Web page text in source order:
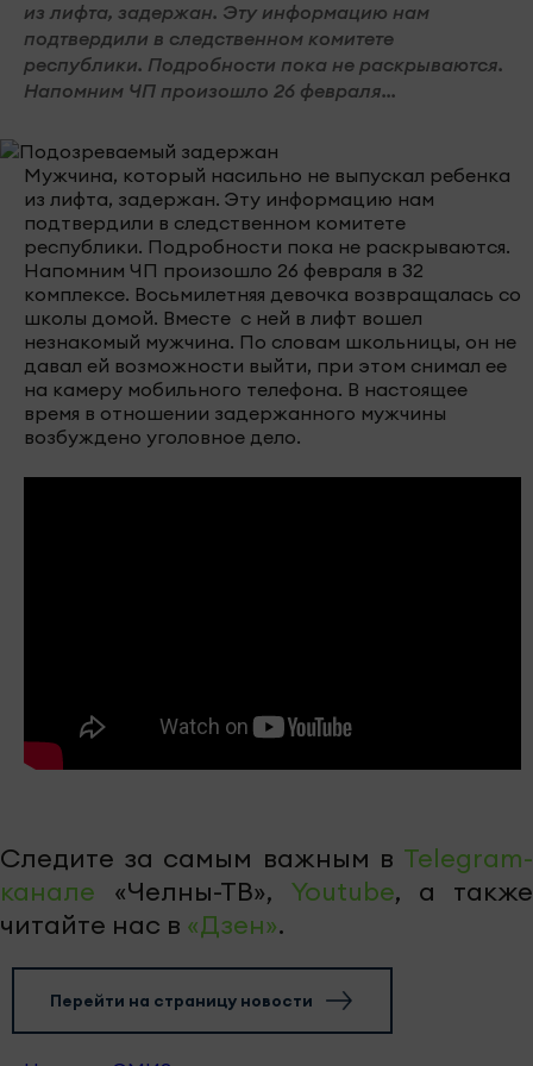
из лифта, задержан. Эту информацию нам
подтвердили в следственном комитете
республики. Подробности пока не раскрываются.
Напомним ЧП произошло 26 февраля...
Мужчина, который насильно не выпускал ребенка
из лифта, задержан. Эту информацию нам
подтвердили в следственном комитете
республики. Подробности пока не раскрываются.
Напомним ЧП произошло 26 февраля в 32
комплексе. Восьмилетняя девочка возвращалась со
школы домой. Вместе с ней в лифт вошел
незнакомый мужчина. По словам школьницы, он не
давал ей возможности выйти, при этом снимал ее
на камеру мобильного телефона. В настоящее
время в отношении задержанного мужчины
возбуждено уголовное дело.
Следите за самым важным в Telegram-
канале «Челны-ТВ», Youtube, а также
читайте нас в «Дзен».
Перейти на страницу новости